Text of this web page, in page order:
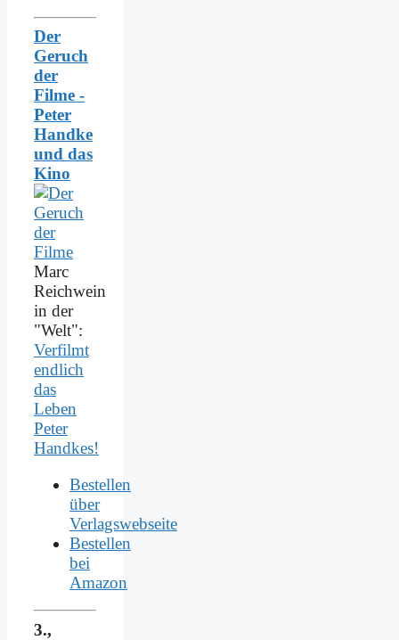
Der
Geruch
der
Filme -
Peter
Handke
und das
Kino
Marc
Reichwein
in der
"Welt":
Verfilmt
endlich
das
Leben
Peter
Handkes!
Bestellen
über
Verlagswebseite
Bestellen
bei
Amazon
3.,